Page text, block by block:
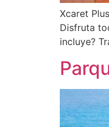
Xcaret
Disfruta
incluye?